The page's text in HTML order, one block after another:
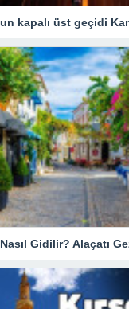
kapalı üst geçidi